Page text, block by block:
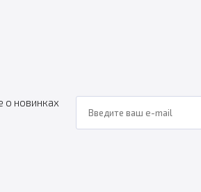
о новинках